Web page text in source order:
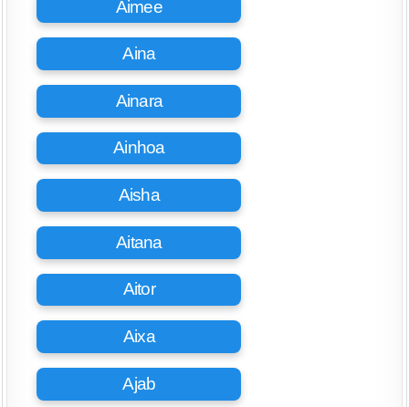
Aimee
Aina
Ainara
Ainhoa
Aisha
Aitana
Aitor
Aixa
Ajab